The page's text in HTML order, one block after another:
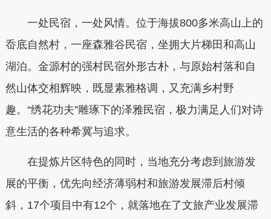
一处民宿，一处风情。位于海拔800多米高山上的
岙底自然村，一座森雅谷民宿，坐拥大片梯田和高山
湖泊。金源村的强村民宿外形古朴，与原始村落和自
然山体交相辉映，既显素雅格调，又充满乡村野
趣。“绣花功夫”雕琢下的泽雅民宿，极力满足人们对诗
意生活的各种希冀与追求。
在提炼片区特色的同时，当地充分考虑到旅游发
展的平衡，优先向经济薄弱村和旅游发展滞后村倾
斜，17个项目中有12个，就落地在了文旅产业发展滞